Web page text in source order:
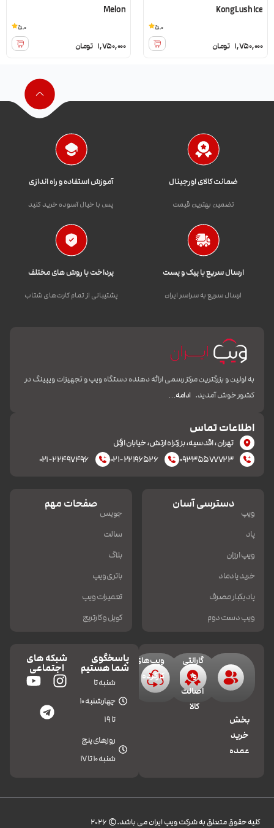
Kong Lush Ice
1,750,000 تومان
5.0
Melon
1,750,000 تومان
5.0
ضمانت کالای اورجینال
تضمین بهترین قیمت
آموزش استفاده و راه اندازی
پس با خیال آسوده خرید کنید
ارسال سریع با پیک و پست
ارسال سریع به سراسر ایران
پرداخت با روش های مختلف
پشتیبانی از تمام کارت‌های شتاب
به اولین و بزرگترین مرکز رسمی ارائه دهنده دستگاه ویپ و تجهیزات ویپینگ در
کشور خوش آمدید. ادامه…
اطلاعات تماس
تهران، اقدسیه، بزرکراه ارتش، خیابان ازگل
۰۹۳۳۵۵۷۷۷۲۳
۰۲۱-۲۲۱۹۶۵۲۶ ۰۲۱-۲۲۴۹۷۴۹۶
دسترسی آسان
ویپ
پاد
ویپ ارزان
خرید پادماد
پاد یکبار مصرف
ویپ دست دوم
صفحات مهم
جویس
سالت
بلاگ
باتری ویپ
تعمیرات ویپ
کویل و کارتریج
بخش
خرید
عمده
گارانتی
و
اصالت
کالا
ویپ‌های
کارکرده
پاسخگوی
شما هستیم
شنبه تا
چهارشنبه 10
تا 19
روزهای پنج
شنبه 10 تا 17
شبکه های
اجتماعی
کليه حقوق متعلق به شرکت ویپ ایران می باشد.© 2026